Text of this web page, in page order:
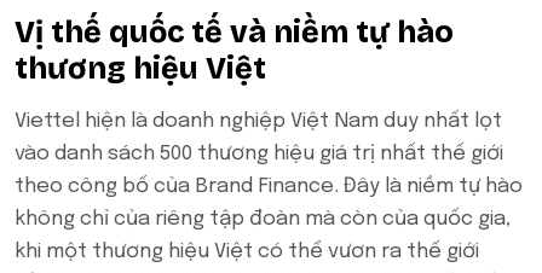
Vị thế quốc tế và niềm tự hào
thương hiệu Việt
Viettel hiện là doanh nghiệp Việt Nam duy nhất lọt
vào danh sách 500 thương hiệu giá trị nhất thế giới
theo công bố của Brand Finance. Đây là niềm tự hào
không chỉ của riêng tập đoàn mà còn của quốc gia,
khi một thương hiệu Việt có thể vươn ra thế giới